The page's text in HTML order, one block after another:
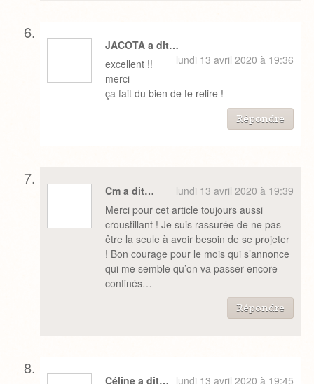
JACOTA a dit…
lundi 13 avril 2020 à 19:36
excellent !!
merci
ça fait du bien de te relire !
Répondre
Cm a dit…
lundi 13 avril 2020 à 19:39
Merci pour cet article toujours aussi
croustillant ! Je suis rassurée de ne pas
être la seule à avoir besoin de se projeter
! Bon courage pour le mois qui s’annonce
qui me semble qu’on va passer encore
confinés…
Répondre
Céline a dit… lundi 13 avril 2020 à 19:45